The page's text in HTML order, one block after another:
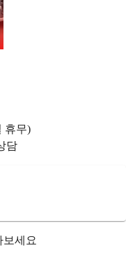
휴무)
담
보세요